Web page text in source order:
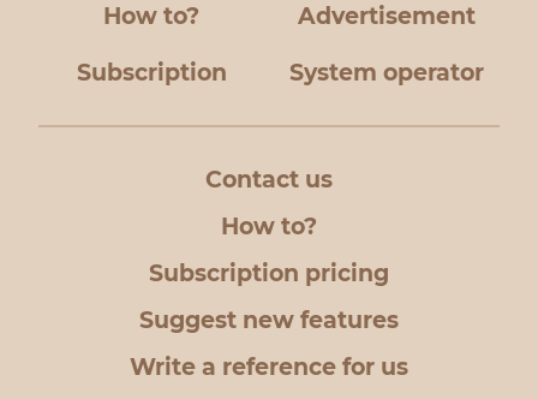
How to? Advertisement
Subscription System operator
Contact us
How to?
Subscription pricing
Suggest new features
Write a reference for us